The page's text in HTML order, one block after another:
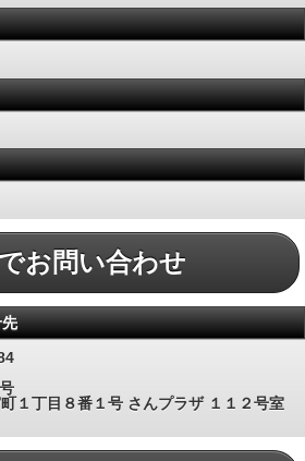
お問い合わせ
１丁目８番１号 さんプラザ １１２号室